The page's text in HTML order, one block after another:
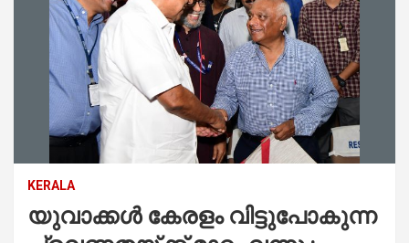
KERALA
യുവാക്കൾ കേരളം വിട്ടുപോകുന്ന